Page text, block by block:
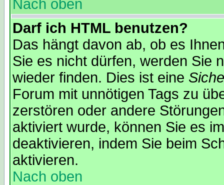
Nach oben
Darf ich HTML benutzen?
Das hängt davon ab, ob es
Sie es nicht dürfen, werden Sie
wieder finden. Dies ist eine
Forum mit unnötigen Tags zu
zerstören oder andere
aktiviert wurde, können Sie es
deaktivieren, indem Sie beim
aktivieren.
Nach oben